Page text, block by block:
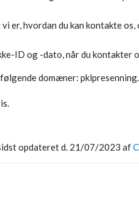
vi er, hvordan du kan kontakte
ID og -dato, når du kontakter
domæner:
opdateret d. 21/07/2023 af